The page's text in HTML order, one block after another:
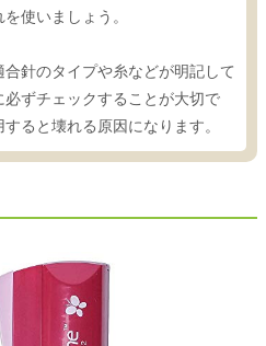
使いましょう。
針のタイプや糸などが明記して
ずチェックすることが大切で
ると壊れる原因になります。